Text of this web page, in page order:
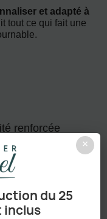
×
du 25
inclus
et adapté à
tout ce qui fait une
renforcée
gamme